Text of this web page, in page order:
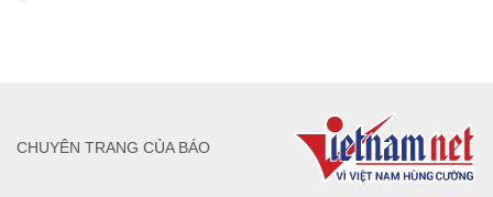
CHUYÊN TRANG CỦA BÁO